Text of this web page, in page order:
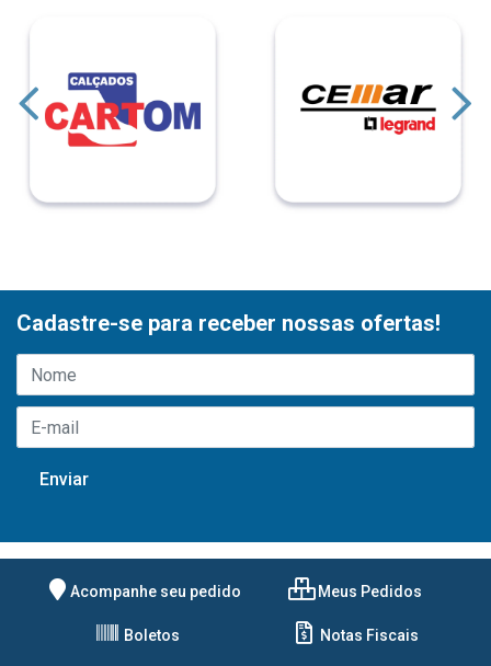
Cadastre-se para receber nossas ofertas!
Acompanhe seu pedido Meus Pedidos
Boletos Notas Fiscais